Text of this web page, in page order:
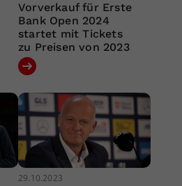
Vorverkauf für Erste
Bank Open 2024
startet mit Tickets
zu Preisen von 2023
29.10.2023